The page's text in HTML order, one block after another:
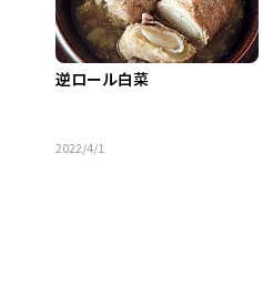
逆ロール白菜
2022/4/1